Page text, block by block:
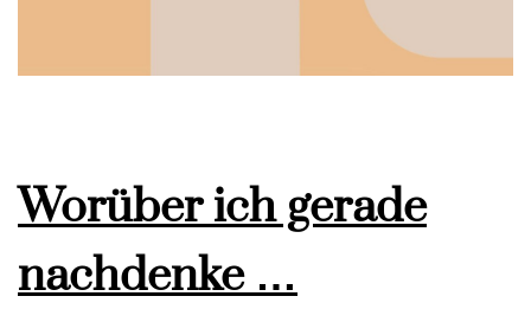
Worüber ich gerade
nachdenke …